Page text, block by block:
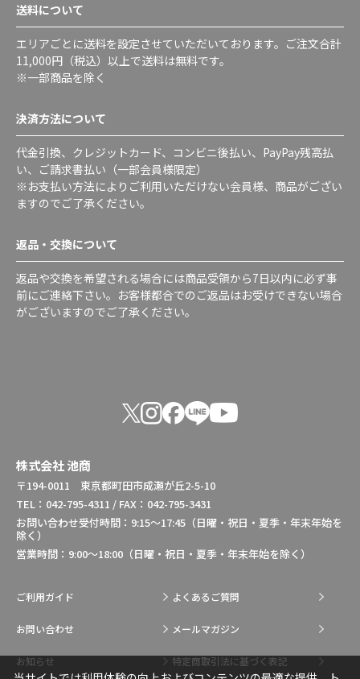
送料について
エリアごとに送料を設定させていただいております。ご注文合計
11,000円（税込）以上で送料は無料です。
※一部商品を除く
決済方法について
代金引換、クレジットカード、コンビニ後払い、PayPay残高払
い、ご請求書払い（一部会員様限定）
※お支払い方法によりご利用いただけない会員様、商品がござい
ますのでご了承ください。
返品・交換について
返品や交換を希望される場合には商品受領から7日以内に必ず事
前にご連絡下さい。お客様都合でのご返品はお受けできない場合
がございますのでご了承ください。
株式会社 池商
〒194-0011 東京都町田市成瀬が丘2-5-10
TEL：042-795-4311 / FAX：042-795-3431
お問い合わせ受付時間：9:15～17:45（日曜・祝日・夏季・年末年始を
除く）
営業時間：9:00～18:00（日曜・祝日・夏季・年末年始を除く）
ご利用ガイド よくあるご質問
お問い合わせ メールマガジン
お知らせ 特定商取引法に基づく表記